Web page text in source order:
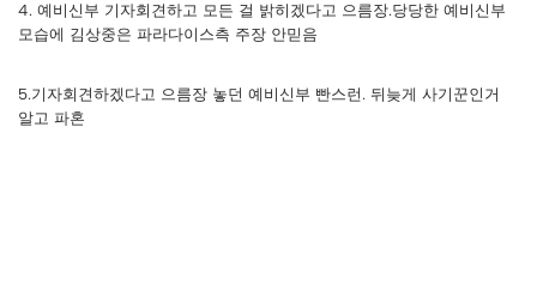
4. 예비신부 기자회견하고 모든 걸 밝히겠다고 으름장.당당한 예비신부
모습에 김상중은 파라다이스측 주장 안믿음
5.기자회견하겠다고 으름장 놓던 예비신부 빤스런. 뒤늦게 사기꾼인거
알고 파혼